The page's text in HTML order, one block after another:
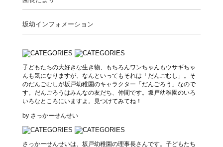
坂幼インフォメーション
子どもたちの大好きな生き物、もちろんワンちゃんもウサギちゃ
んも気になりますが、なんといってもそれは「だんごむし」。そ
のだんごむしが坂戸幼稚園のキャラクター「だんごろう」なので
す。だんごろうはみんなの友だち、仲間です。坂戸幼稚園のいろ
いろなところにいますよ。見つけてみてね！
by さっかーせんせい
さっかーせんせいは、坂戸幼稚園の理事長さんです。子どもたち